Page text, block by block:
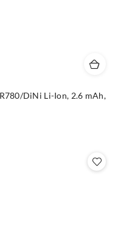
DiNi Li-Ion, 2.6 mAh,